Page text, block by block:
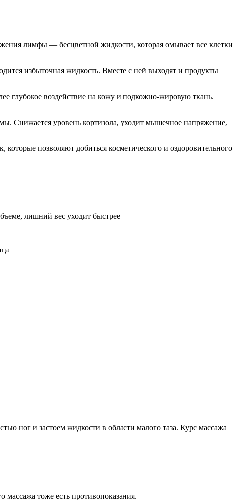
лимфы — бесцветной жидкости, которая омывает все клетки
избыточная жидкость. Вместе с ней выходят и продукты
глубокое воздействие на кожу и подкожно-жировую ткань.
Снижается уровень кортизола, уходит мышечное напряжение,
позволяют добиться косметического и оздоровительного
лишний вес уходит быстрее
ног и застоем жидкости в области малого таза. Курс массажа
тоже есть противопоказания.